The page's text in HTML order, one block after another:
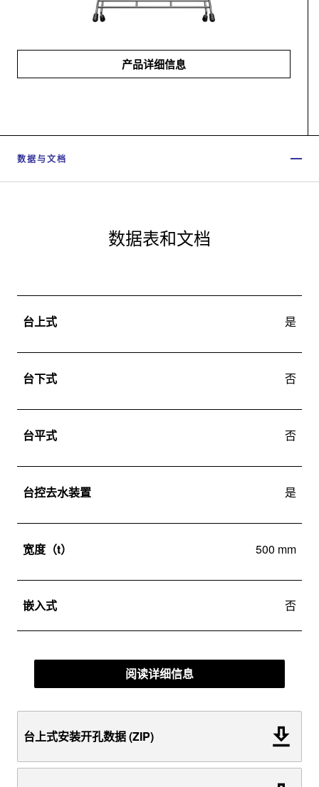
产品详细信息
数据与文档
数据表和文档
台上式 是
台下式 否
台平式 否
台控去水装置 是
宽度（t） 500 mm
嵌入式 否
阅读详细信息
台上式安装开孔数据 (ZIP)